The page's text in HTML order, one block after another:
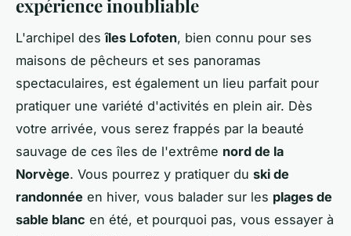
expérience inoubliable
L'archipel desîles Lofoten, bien connu pour ses
maisons de pêcheurs et ses panoramas
spectaculaires, est également un lieu parfait pour
pratiquer une variété d'activités en plein air. Dès
votre arrivée, vous serez frappés par la beauté
sauvage de ces îles de l'extrême nord de la
Norvège. Vous pourrez y pratiquer du ski de
randonnée en hiver, vous balader sur les plages de
sable blanc en été, et pourquoi pas, vous essayer à